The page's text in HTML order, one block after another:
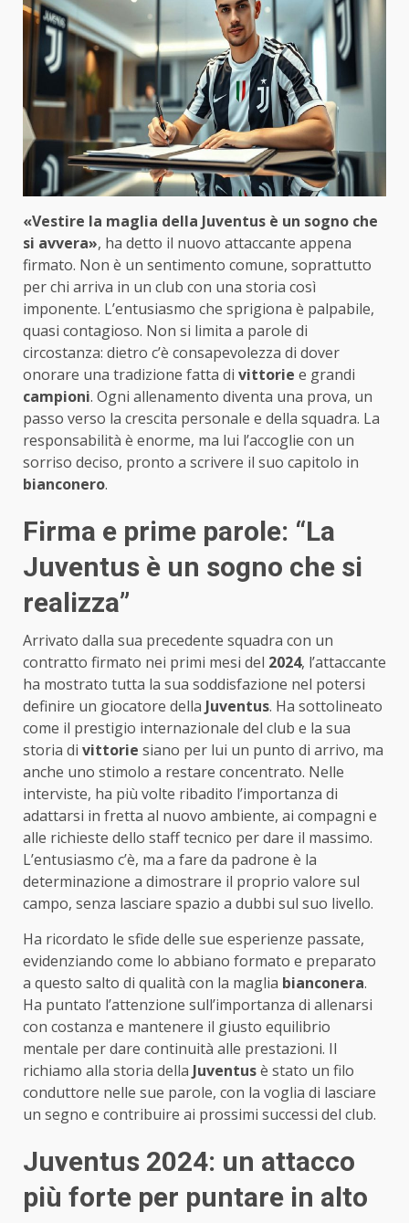
«Vestire la maglia della Juventus è un sogno che
si avvera», ha detto il nuovo attaccante appena
firmato. Non è un sentimento comune, soprattutto
per chi arriva in un club con una storia così
imponente. L’entusiasmo che sprigiona è palpabile,
quasi contagioso. Non si limita a parole di
circostanza: dietro c’è consapevolezza di dover
onorare una tradizione fatta di vittorie e grandi
campioni. Ogni allenamento diventa una prova, un
passo verso la crescita personale e della squadra. La
responsabilità è enorme, ma lui l’accoglie con un
sorriso deciso, pronto a scrivere il suo capitolo in
bianconero.
Firma e prime parole: “La
Juventus è un sogno che si
realizza”
Arrivato dalla sua precedente squadra con un
contratto firmato nei primi mesi del 2024, l’attaccante
ha mostrato tutta la sua soddisfazione nel potersi
definire un giocatore della Juventus. Ha sottolineato
come il prestigio internazionale del club e la sua
storia di vittorie siano per lui un punto di arrivo, ma
anche uno stimolo a restare concentrato. Nelle
interviste, ha più volte ribadito l’importanza di
adattarsi in fretta al nuovo ambiente, ai compagni e
alle richieste dello staff tecnico per dare il massimo.
L’entusiasmo c’è, ma a fare da padrone è la
determinazione a dimostrare il proprio valore sul
campo, senza lasciare spazio a dubbi sul suo livello.
Ha ricordato le sfide delle sue esperienze passate,
evidenziando come lo abbiano formato e preparato
a questo salto di qualità con la maglia bianconera.
Ha puntato l’attenzione sull’importanza di allenarsi
con costanza e mantenere il giusto equilibrio
mentale per dare continuità alle prestazioni. Il
richiamo alla storia della Juventusè stato un filo
conduttore nelle sue parole, con la voglia di lasciare
un segno e contribuire ai prossimi successi del club.
Juventus 2024: un attacco
più forte per puntare in alto